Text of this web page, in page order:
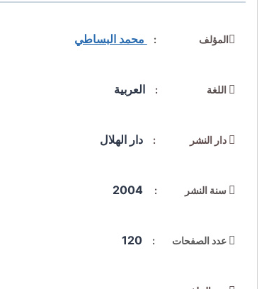
المؤلف : محمد البساطي
اللغة : العربية
دار النشر : دار الهلال
سنة النشر : 2004
عدد الصفحات : 120